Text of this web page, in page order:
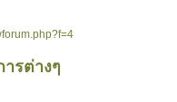
รต่างๆ